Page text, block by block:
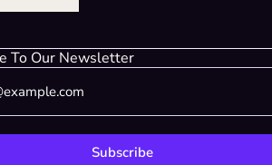
To Our Newsletter
Subscribe